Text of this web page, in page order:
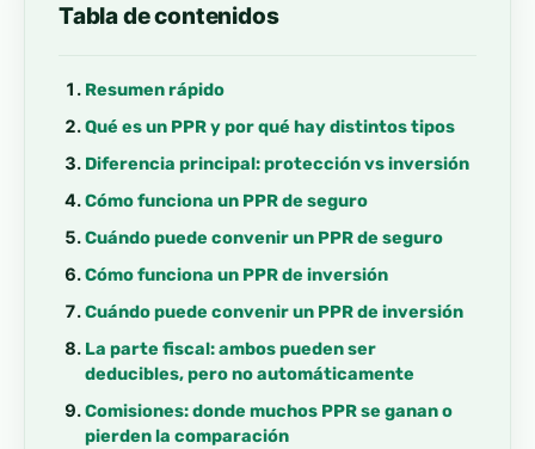
Tabla de contenidos
Resumen rápido
Qué es un PPR y por qué hay distintos tipos
Diferencia principal: protección vs inversión
Cómo funciona un PPR de seguro
Cuándo puede convenir un PPR de seguro
Cómo funciona un PPR de inversión
Cuándo puede convenir un PPR de inversión
La parte fiscal: ambos pueden ser
deducibles, pero no automáticamente
Comisiones: donde muchos PPR se ganan o
pierden la comparación